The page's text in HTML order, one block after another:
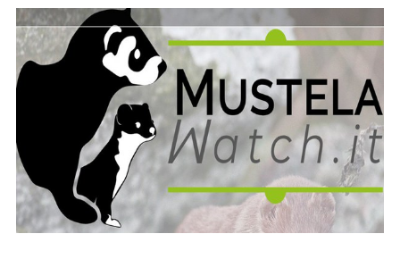
Eventi
e
notizie
DigitAP
Monitoraggio